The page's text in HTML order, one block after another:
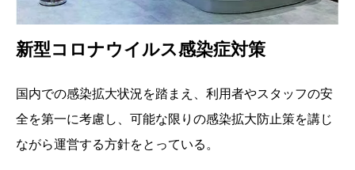
新型コロナウイルス感染症対策
国内での感染拡大状況を踏まえ、利用者やスタッフの安
全を第一に考慮し、可能な限りの感染拡大防止策を講じ
ながら運営する方針をとっている。